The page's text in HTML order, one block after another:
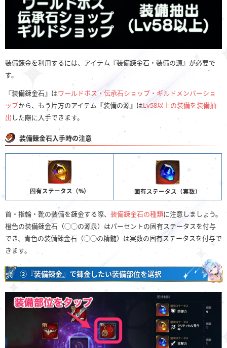
装備錬金を利用するには、アイテム『装備錬金石・装備の源』が必要で
す。
『装備錬金石』はワールドボス・伝承石ショップ・ギルドメンバーショ
ップから、もう片方のアイテム『装備の源』はLv58以上の装備を装備抽
出 した際に入手できます。
装備錬金石入手時の注意
固有ステータス（%） 固有ステータス（実数）
首・指輪・靴の装備を錬金する際、 装備錬金石の種類に注意しましょう。
橙色の装備錬金石（◯◯の源泉）はパーセントの固有ステータスを付与
でき、青色の装備錬金石（◯◯の精髄）は実数の固有ステータスを付与で
きます。
②『装備錬金』で錬金したい装備部位を選択